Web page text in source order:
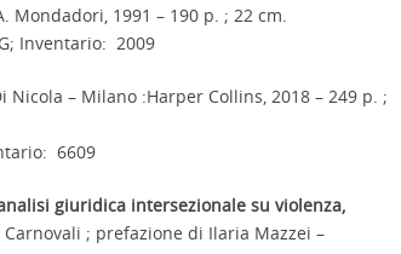
1991 – 190 p. ; 22 cm.
Inventario: 2009
Nicola – Milano :Harper Collins, 2018 – 249 p. ;
6609
giuridica intersezionale su violenza,
Carnovali ; prefazione di Ilaria Mazzei –